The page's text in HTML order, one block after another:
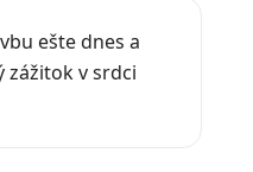
ešte dnes a
zážitok v srdci